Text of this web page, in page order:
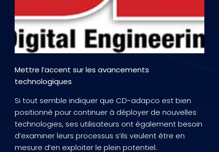
Mettre l’accent sur les avancements
technologiques
Si tout semble indiquer que CD-adapco est bien
positionné pour continuer à déployer de nouvelles
technologies, ses utilisateurs ont également besoin
d’examiner leurs processus s’ils veulent être en
mesure d’en exploiter le plein potentiel.